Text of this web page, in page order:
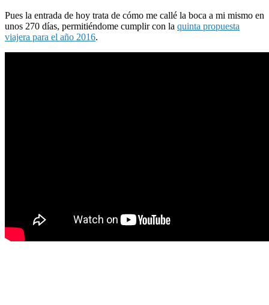
Pues la entrada de hoy trata de cómo me callé la boca a mi mismo en
unos 270 días, permitiéndome cumplir con la quinta propuesta
viajera para el año 2016.